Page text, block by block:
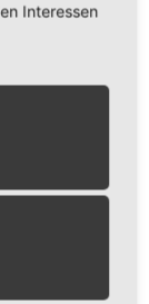
Interessen